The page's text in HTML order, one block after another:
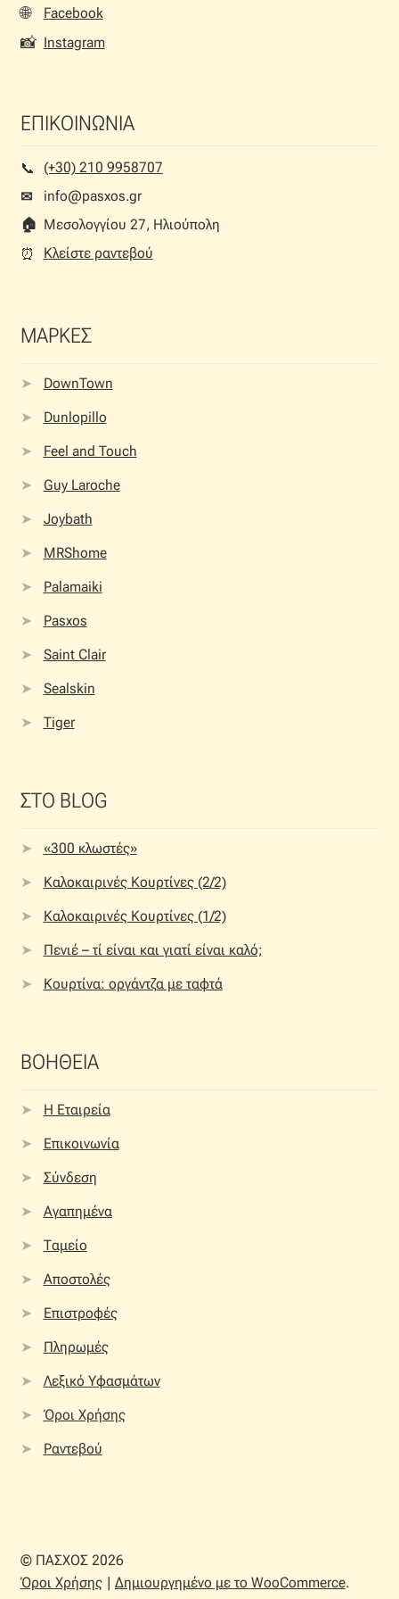
σελίδα
του
προϊόντος
🌐 Facebook
📸 Instagram
ΕΠΙΚΟΙΝΩΝΙΑ
📞︎
(+30) 210 9958707
✉
info@pasxos.gr
🏠︎ Μεσολογγίου 27, Ηλιούπολη
⏰︎
Κλείστε ραντεβού
ΜΑΡΚΕΣ
DownTown
Dunlopillo
Feel and Touch
Guy Laroche
Joybath
MRShome
Palamaiki
Pasxos
Saint Clair
Sealskin
Tiger
ΣΤΟ BLOG
«300 κλωστές»
Καλοκαιρινές Κουρτίνες (2/2)
Καλοκαιρινές Κουρτίνες (1/2)
Πενιέ – τί είναι και γιατί είναι καλό;
Κουρτίνα: οργάντζα με ταφτά
ΒΟΗΘΕΙΑ
Η Εταιρεία
Επικοινωνία
Σύνδεση
Αγαπημένα
Ταμείο
Αποστολές
Επιστροφές
Πληρωμές
Λεξικό Υφασμάτων
Όροι Χρήσης
Ραντεβού
© ΠΑΣΧΟΣ 2026
Όροι Χρήσης
Δημιουργημένο με το WooCommerce.